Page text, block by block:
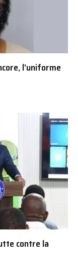
l’uniforme
contre la